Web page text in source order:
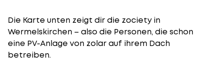
Die Karte unten zeigt dir die zociety in
Wermelskirchen – also die Personen, die schon
eine PV-Anlage von zolar auf ihrem Dach
betreiben.